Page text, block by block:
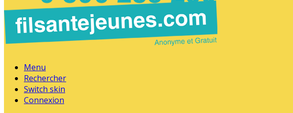
Menu
Rechercher
Switch skin
Connexion